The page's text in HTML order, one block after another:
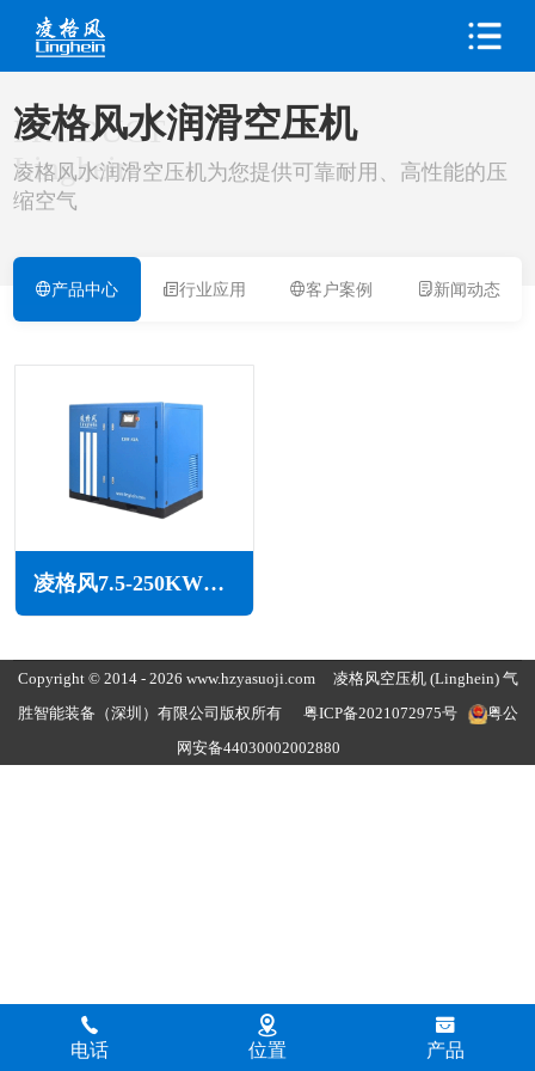
PRODUCT
Linghein
凌格风水润滑空压机
凌格风水润滑空压机为您提供可靠耐用、高性能的压
缩空气
产品中心 行业应用 客户案例 新闻动态
凌格风7.5-250KW永磁变频水润滑无油空压机LSW系列
电话 位置 产品
Copyright © 2014 - 2026 www.hzyasuoji.com 凌格风空压机 (Linghein) 气
胜智能装备（深圳）有限公司版权所有
粤ICP备2021072975号
粤公
网安备44030002002880